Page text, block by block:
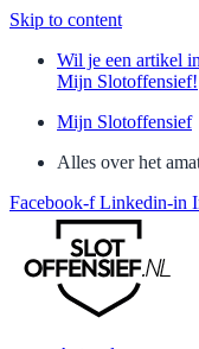
Skip to content
Wil je een artikel
Mijn Slotoffensief!
Mijn Slotoffensief
Alles over het
Facebook-f Linkedin-in